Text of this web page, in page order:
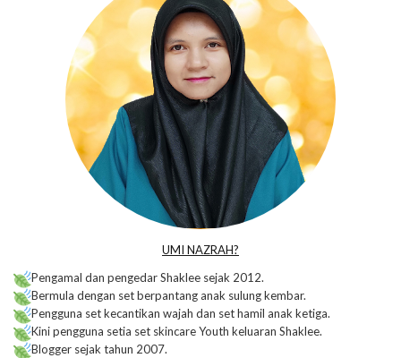
UMI NAZRAH?
Pengamal dan pengedar Shaklee sejak 2012.
Bermula dengan set berpantang anak sulung kembar.
Pengguna set kecantikan wajah dan set hamil anak ketiga.
Kini pengguna setia set skincare Youth keluaran Shaklee.
Blogger sejak tahun 2007.